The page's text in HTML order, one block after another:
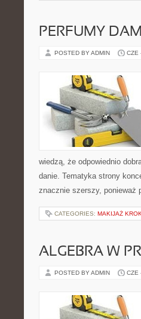
PERFUMY
POSTED BY ADMIN CZE
wiedzą, że odpowiednio
danie. Tematyka strony
znacznie szerszy, ponieważ
CATEGORIES: MAKIJAŻ
ALGEBRA W
POSTED BY ADMIN CZE